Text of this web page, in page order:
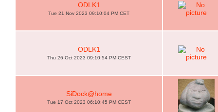
ODLK1
Tue 21 Nov 2023 09:10:04 PM CET
ODLK1
Thu 26 Oct 2023 09:10:54 PM CEST
SiDock@home
Tue 17 Oct 2023 06:10:45 PM CEST